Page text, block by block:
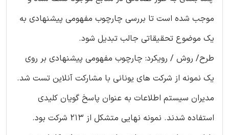
موجب شده است تا بررسی چارچوب مفهومی پیشنهادی به
یک موضوع تحقیقاتی جالب تبدیل شود.
طرح/ روش / رویکرد: چارچوب مفهومی پیشنهادی بر روی
یک نمونه از شرکت های یونانی با مشارکت آنلاین تست شد.
مدیران سیستم اطلاعات به عنوان پاسخ گویان کلیدی
استفاده شدند. نمونه نهایی متشکل از 213 شرکت بود.